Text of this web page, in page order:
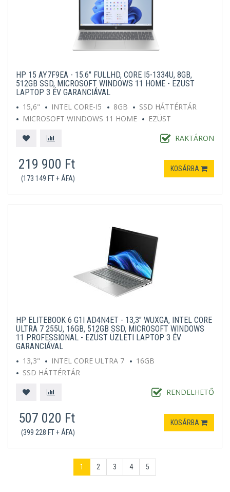
HP 15 AY7F9EA - 15.6" FULLHD, CORE I5-1334U, 8GB,
512GB SSD, MICROSOFT WINDOWS 11 HOME - EZÜST
LAPTOP 3 ÉV GARANCIÁVAL
15,6"
INTEL CORE-I5 8GB
SSD HÁTTÉRTÁR
MICROSOFT WINDOWS 11 HOME
EZÜST
RAKTÁRON
219 900 Ft
(173 149 FT + ÁFA)
KOSÁRBA
HP ELITEBOOK 6 G1I AD4N4ET - 13,3" WUXGA, INTEL CORE
ULTRA 7 255U, 16GB, 512GB SSD, MICROSOFT WINDOWS
11 PROFESSIONAL - EZÜST ÜZLETI LAPTOP 3 ÉV
GARANCIÁVAL
13,3"
INTEL CORE ULTRA 7
16GB
SSD HÁTTÉRTÁR
RENDELHETŐ
507 020 Ft
(399 228 FT + ÁFA)
KOSÁRBA
1 2 3 4 5